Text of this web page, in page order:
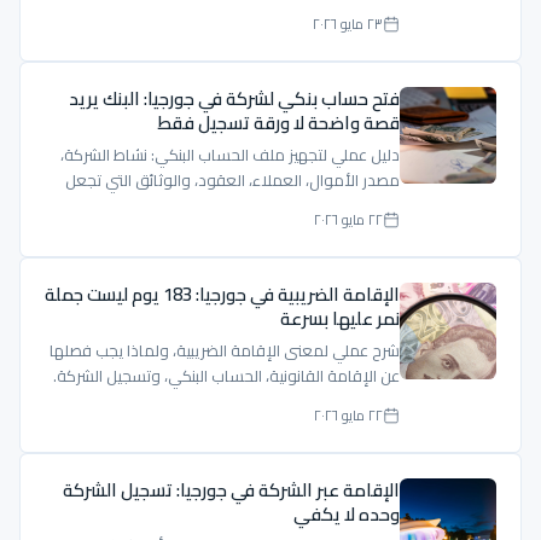
٢٣ مايو ٢٠٢٦
فتح حساب بنكي لشركة في جورجيا: البنك يريد
قصة واضحة لا ورقة تسجيل فقط
دليل عملي لتجهيز ملف الحساب البنكي: نشاط الشركة،
مصدر الأموال، العملاء، العقود، والوثائق التي تجعل
الملف مفهومًا.
٢٢ مايو ٢٠٢٦
الإقامة الضريبية في جورجيا: 183 يوم ليست جملة
نمر عليها بسرعة
شرح عملي لمعنى الإقامة الضريبية، ولماذا يجب فصلها
عن الإقامة القانونية، الحساب البنكي، وتسجيل الشركة.
٢٢ مايو ٢٠٢٦
الإقامة عبر الشركة في جورجيا: تسجيل الشركة
وحده لا يكفي